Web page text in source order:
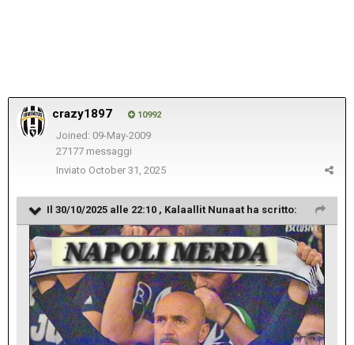
crazy1897 10992
Joined: 09-May-2009
27177 messaggi
Inviato October 31, 2025
Il 30/10/2025 alle 22:10 , Kalaallit Nunaat ha scritto: